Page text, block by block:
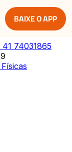
BAIXE O APP
41 74031865